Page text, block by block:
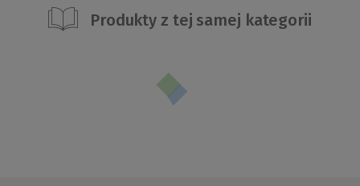
Produkty z tej samej kategorii